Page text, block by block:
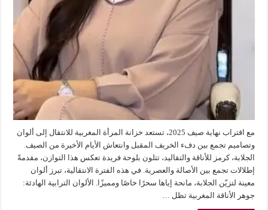
مع اقتراب نهاية صيف 2025، تستعد خزانة المرأة المغربية للانتقال إلى ألوان
وتصاميم تجمع بين دفء الخريف المقبل وانتعاش الأيام الأخيرة من الصيف.
الجلابة، كرمز للأناقة والتقاليد، تتلون بلوحة فريدة تعكس هذا التوازن، مقدمةً
إطلالات تجمع بين الأصالة والعصرية. في هذه الفترة الانتقالية، تبرز ألوان
معينة لتزيّن الجلابة، مانحة إياها سحرًا خاصًا ومميزًا. الألوان الترابية الهادئة:
جوهر الأناقة المغربية تظل …